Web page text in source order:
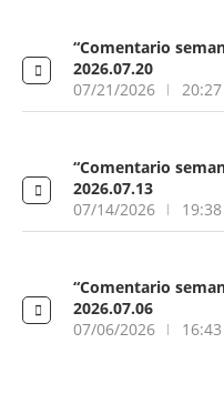
“Comentario
2026.07.20
07/21/2026
20:27
“Comentario
2026.07.13
07/14/2026
19:38
“Comentario
2026.07.06
07/06/2026
16:43